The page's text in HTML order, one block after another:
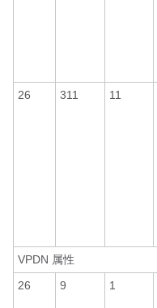
26
311 11
VPDN 属性
26
9 1